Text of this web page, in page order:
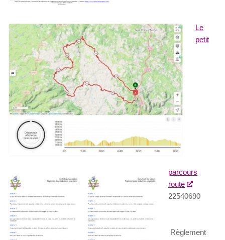
Le
petit
parcours
route
22540690
Règlement